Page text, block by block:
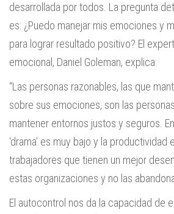
desarrollada por todos. La pregunta
es: ¿Puedo manejar mis emociones y
para lograr resultado positivo? El
emocional, Daniel Goleman, explica:
“Las personas razonables, las que
sobre sus emociones, son las
mantener entornos justos y seguros.
‘drama’ es muy bajo y la productividad
trabajadores que tienen un mejor
estas organizaciones y no las
El autocontrol nos da la capacidad de